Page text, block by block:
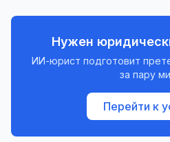
Нужен
ИИ-юрист подготовит
за пару
Перейти к